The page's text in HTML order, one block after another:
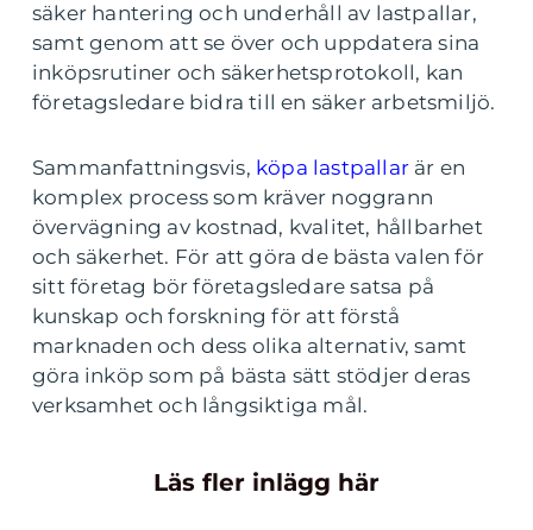
säker hantering och underhåll av lastpallar,
samt genom att se över och uppdatera sina
inköpsrutiner och säkerhetsprotokoll, kan
företagsledare bidra till en säker arbetsmiljö.
Sammanfattningsvis, köpa lastpallar är en
komplex process som kräver noggrann
övervägning av kostnad, kvalitet, hållbarhet
och säkerhet. För att göra de bästa valen för
sitt företag bör företagsledare satsa på
kunskap och forskning för att förstå
marknaden och dess olika alternativ, samt
göra inköp som på bästa sätt stödjer deras
verksamhet och långsiktiga mål.
Läs fler inlägg här